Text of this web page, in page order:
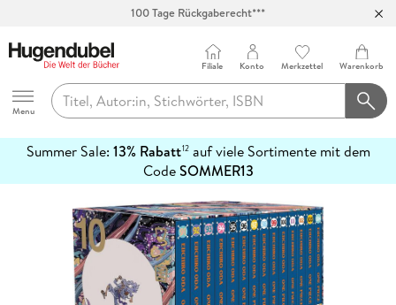
100 Tage Rückgaberecht***
Hugendubel
Menu
Filiale Konto Merkzettel Warenkorb
Summer Sale: 13% Rabatt12auf viele Sortimente mit dem
CodeSOMMER13
erfahren